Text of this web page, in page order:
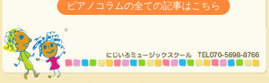
ピアノコラムの全ての記事はこちら